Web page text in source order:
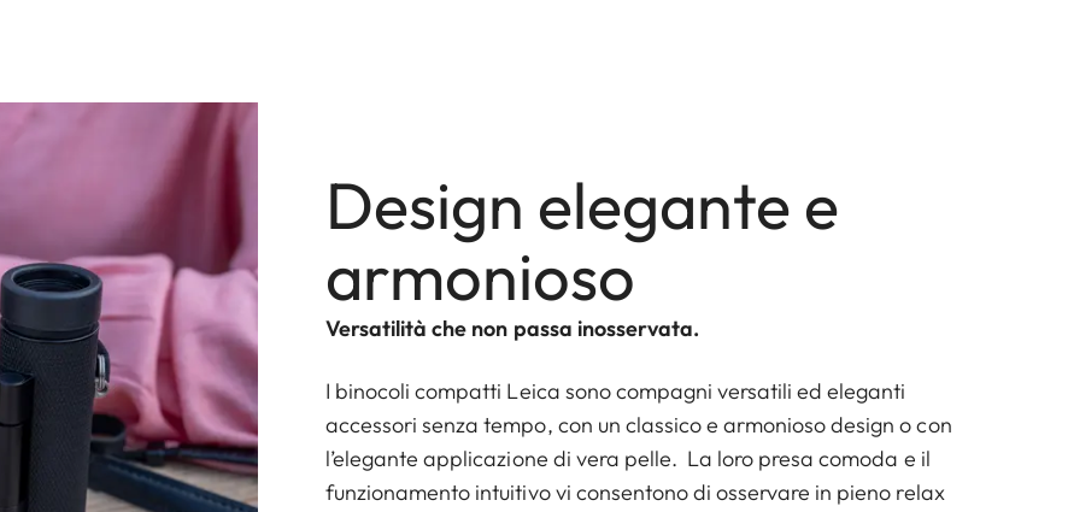
Design elegante e
armonioso
Versatilità che non passa inosservata.
I binocoli compatti Leica sono compagni versatili ed eleganti
accessori senza tempo, con un classico e armonioso design o con
l’elegante applicazione di vera pelle. La loro presa comoda e il
funzionamento intuitivo vi consentono di osservare in pieno relax